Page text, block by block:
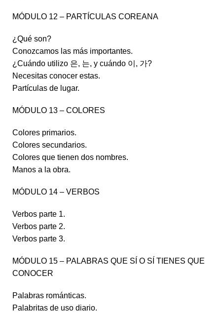
MÓDULO 12 – PARTÍCULAS COREANA
¿Qué son?
Conozcamos las más importantes.
¿Cuándo utilizo 은, 는, y cuándo 이, 가?
Necesitas conocer estas.
Partículas de lugar.
MÓDULO 13 – COLORES
Colores primarios.
Colores secundarios.
Colores que tienen dos nombres.
Manos a la obra.
MÓDULO 14 – VERBOS
Verbos parte 1.
Verbos parte 2.
Verbos parte 3.
MÓDULO 15 – PALABRAS QUE SÍ O SÍ TIENES QUE
CONOCER
Palabras románticas.
Palabritas de uso diario.